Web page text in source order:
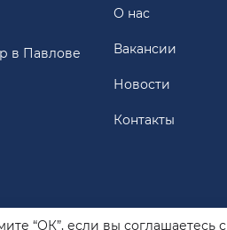
в Павлове
О нас
Вакансии
Новости
Контакты
“ОК”, если вы соглашаетесь с